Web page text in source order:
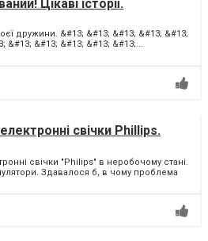
Цікаві історії.
дружини. &#13; &#13; &#13; &#13; &#13;
&#13; &#13; &#13; &#13; &#13;...
свічки Phillips.
свічки "Philips" в неробочому стані.
Здавалося б, в чому проблема